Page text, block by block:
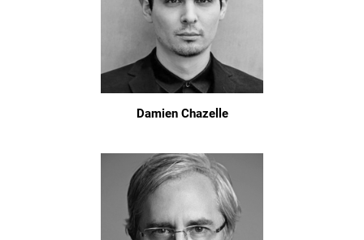
Damien Chazelle